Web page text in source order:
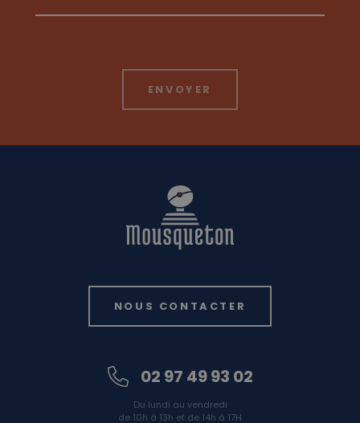
NOUS CONTACTER
02 97 49 93 02
Du lundi au vendredi
de 10h à 13h et de 14h à 17H